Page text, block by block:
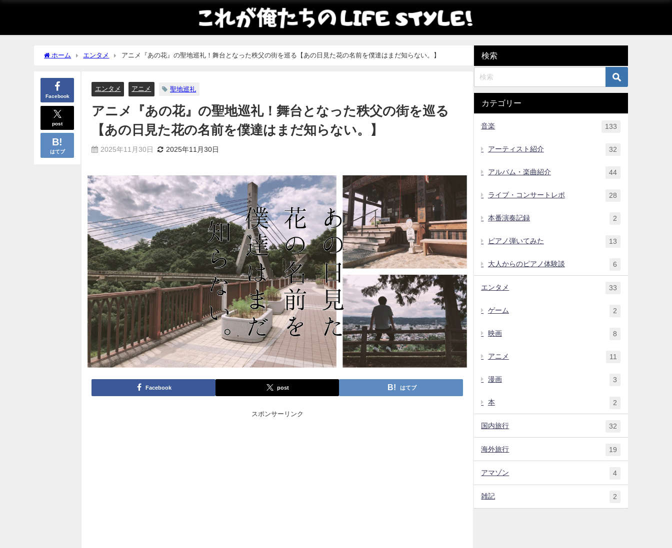
ホーム エンタメ アニメ『あの花』の聖地巡礼！舞台となった秩父の街を巡る【あの日見た花の名前を僕達はまだ知らない。】
Facebook
post
はてブ
エンタメ アニメ 聖地巡礼
アニメ『あの花』の聖地巡礼！舞台となった秩父の街を巡る
【あの日見た花の名前を僕達はまだ知らない。】
2025年11月30日 2025年11月30日
Facebook post はてブ
スポンサーリンク
検索
カテゴリー
音楽 133
アーティスト紹介 32
アルバム・楽曲紹介 44
ライブ・コンサートレポ 28
本番演奏記録 2
ピアノ弾いてみた 13
大人からのピアノ体験談 6
エンタメ 33
ゲーム 2
映画 8
アニメ 11
漫画 3
本 2
国内旅行 32
海外旅行 19
アマゾン 4
雑記 2